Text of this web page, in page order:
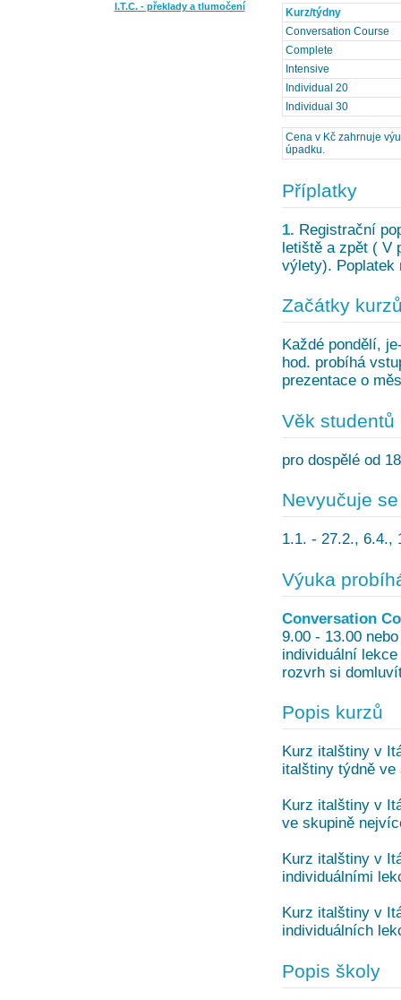
I.T.C. - překlady a tlumočení
Kurz/týdny
Conversation Course
Complete
Intensive
Individual 20
Individual 30
Cena v Kč zahrnuje
úpadku.
Příplatky
1. Registrační
letiště a zpět ( V
výlety). Poplatek
Začátky
Každé pondělí,
hod. probíhá
prezentace o
Věk studentů
pro dospělé od
Nevyučuje se
1.1. - 27.2., 6.4.,
Výuka
Conversation
9.00 - 13.00
individuální
rozvrh si
Popis kurzů
Kurz italštiny v
italštiny týdně ve
Kurz italštiny v
ve skupině
Kurz italštiny v
individuálními
Kurz italštiny v
individuálních
Popis školy